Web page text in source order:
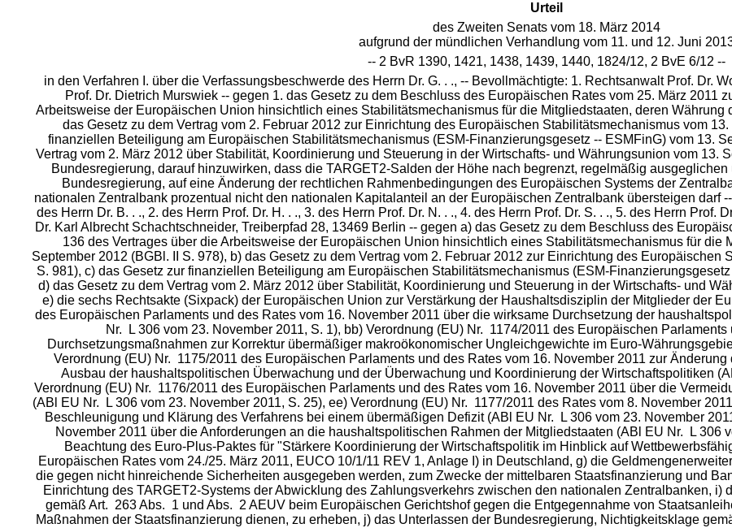
Urteil
des Zweiten Senats vom 18. März 2014
aufgrund der mündlichen Verhandlung vom 11. und 12. Juni
-- 2 BvR 1390, 1421, 1438, 1439, 1440, 1824/12, 2 BvE 6/12 --
in den Verfahren I. über die Verfassungsbeschwerde des Herrn Dr. G. . ., -- Bevollmächtigte: 1. Rechtsanwalt Prof. Dr.
Prof. Dr. Dietrich Murswiek -- gegen 1. das Gesetz zu dem Beschluss des Europäischen Rates vom 25. März 2011
Arbeitsweise der Europäischen Union hinsichtlich eines Stabilitätsmechanismus für die Mitgliedstaaten, deren Währung
das Gesetz zu dem Vertrag vom 2. Februar 2012 zur Einrichtung des Europäischen Stabilitätsmechanismus vom
finanziellen Beteiligung am Europäischen Stabilitätsmechanismus (ESM-Finanzierungsgesetz -- ESMFinG) vom 13.
Vertrag vom 2. März 2012 über Stabilität, Koordinierung und Steuerung in der Wirtschafts- und Währungsunion vom 13.
Bundesregierung, darauf hinzuwirken, dass die TARGET2-Salden der Höhe nach begrenzt, regelmäßig
Bundesregierung, auf eine Änderung der rechtlichen Rahmenbedingungen des Europäischen Systems der
nationalen Zentralbank prozentual nicht den nationalen Kapitalanteil an der Europäischen Zentralbank übersteigen darf
des Herrn Dr. B. . ., 2. des Herrn Prof. Dr. H. . ., 3. des Herrn Prof. Dr. N. . ., 4. des Herrn Prof. Dr. S. . ., 5. des Herrn Prof.
Dr. Karl Albrecht Schachtschneider, Treiberpfad 28, 13469 Berlin -- gegen a) das Gesetz zu dem Beschluss des
136 des Vertrages über die Arbeitsweise der Europäischen Union hinsichtlich eines Stabilitätsmechanismus für die
September 2012 (BGBl. II S. 978), b) das Gesetz zu dem Vertrag vom 2. Februar 2012 zur Einrichtung des Europäischen
S. 981), c) das Gesetz zur finanziellen Beteiligung am Europäischen Stabilitätsmechanismus (ESM-
d) das Gesetz zu dem Vertrag vom 2. März 2012 über Stabilität, Koordinierung und Steuerung in der Wirtschafts- und
e) die sechs Rechtsakte (Sixpack) der Europäischen Union zur Verstärkung der Haushaltsdisziplin der Mitglieder der
des Europäischen Parlaments und des Rates vom 16. November 2011 über die wirksame Durchsetzung der
Nr. L 306 vom 23. November 2011, S. 1), bb) Verordnung (EU) Nr. 1174/2011 des Europäischen
Durchsetzungsmaßnahmen zur Korrektur übermäßiger makroökonomischer Ungleichgewichte im Euro-
Verordnung (EU) Nr. 1175/2011 des Europäischen Parlaments und des Rates vom 16. November 2011 zur
Ausbau der haushaltspolitischen Überwachung und der Überwachung und Koordinierung der Wirtschaftspolitiken
Verordnung (EU) Nr. 1176/2011 des Europäischen Parlaments und des Rates vom 16. November 2011 über die
(ABl EU Nr. L 306 vom 23. November 2011, S. 25), ee) Verordnung (EU) Nr. 1177/2011 des Rates vom 8. November
Beschleunigung und Klärung des Verfahrens bei einem übermäßigen Defizit (ABl EU Nr. L 306 vom 23. November
November 2011 über die Anforderungen an die haushaltspolitischen Rahmen der Mitgliedstaaten (ABl EU Nr. L 306
Beachtung des Euro-Plus-Paktes für "Stärkere Koordinierung der Wirtschaftspolitik im Hinblick auf
Europäischen Rates vom 24./25. März 2011, EUCO 10/1/11 REV 1, Anlage I) in Deutschland, g) die
die gegen nicht hinreichende Sicherheiten ausgegeben werden, zum Zwecke der mittelbaren Staatsfinanzierung und
Einrichtung des TARGET2-Systems der Abwicklung des Zahlungsverkehrs zwischen den nationalen Zentralbanken,
gemäß Art. 263 Abs. 1 und Abs. 2 AEUV beim Europäischen Gerichtshof gegen die Entgegennahme von
Maßnahmen der Staatsfinanzierung dienen, zu erheben, j) das Unterlassen der Bundesregierung, Nichtigkeitsklage